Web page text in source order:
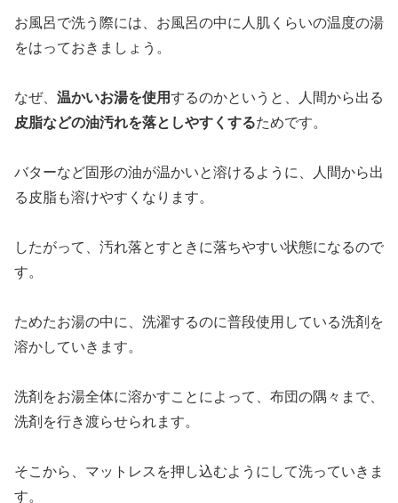
お風呂で洗う際には、お風呂の中に人肌くらいの温度の湯
をはっておきましょう。
なぜ、 温かいお湯を使用するのかというと、人間から出る
皮脂などの油汚れを落としやすくするためです。
バターなど固形の油が温かいと溶けるように、人間から出
る皮脂も溶けやすくなります。
したがって、汚れ落とすときに落ちやすい状態になるので
す。
ためたお湯の中に、洗濯するのに普段使用している洗剤を
溶かしていきます。
洗剤をお湯全体に溶かすことによって、布団の隅々まで、
洗剤を行き渡らせられます。
そこから、マットレスを押し込むようにして洗っていきま
す。